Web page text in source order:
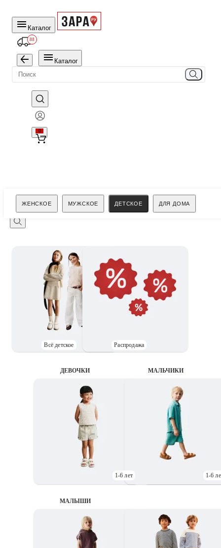
Каталог
88
Каталог
0
ЖЕНСКОЕ МУЖСКОЕ ДЕТСКОЕ ДЛЯ ДОМА
Поиск
Всё детское Распродажа
ДЕВОЧКИ
1-6 лет
MАЛЬЧИКИ
1-6
МАЛЫШИ